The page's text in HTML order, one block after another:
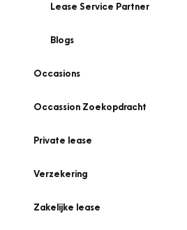
Lease Service Partner
Blogs
Occasions
Occassion Zoekopdracht
Private lease
Verzekering
Zakelijke lease